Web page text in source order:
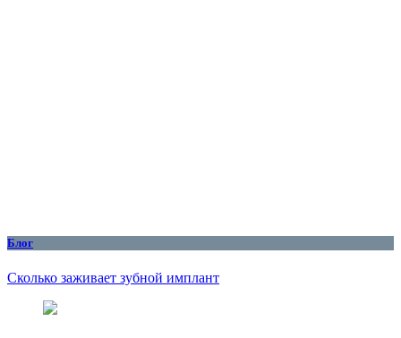
Блог
Сколько заживает зубной имплант